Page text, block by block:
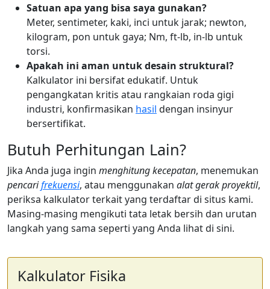
Satuan apa yang bisa saya gunakan?
Meter, sentimeter, kaki, inci untuk jarak; newton,
kilogram, pon untuk gaya; Nm, ft-lb, in-lb untuk
torsi.
Apakah ini aman untuk desain struktural?
Kalkulator ini bersifat edukatif. Untuk
pengangkatan kritis atau rangkaian roda gigi
industri, konfirmasikan hasil dengan insinyur
bersertifikat.
Butuh Perhitungan Lain?
Jika Anda juga ingin menghitung kecepatan, menemukan
pencarifrekuensi, atau menggunakan alat gerak proyektil,
periksa kalkulator terkait yang terdaftar di situs kami.
Masing-masing mengikuti tata letak bersih dan urutan
langkah yang sama seperti yang Anda lihat di sini.
Kalkulator Fisika